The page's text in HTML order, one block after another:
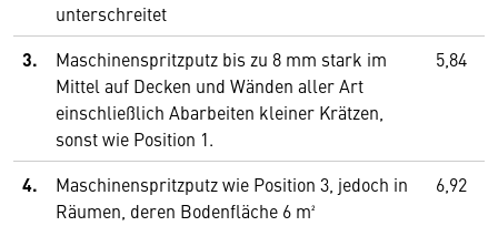
unterschreitet
3.
Maschinenspritzputz bis zu 8 mm stark im
Mittel auf Decken und Wänden aller Art
einschließlich Abarbeiten kleiner Krätzen,
sonst wie Position 1.
5,84
4.
Maschinenspritzputz wie Position 3, jedoch in
Räumen, deren Bodenfläche 6 m²
6,92